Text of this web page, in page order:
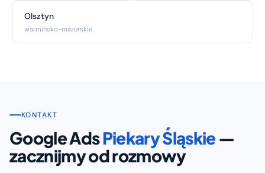
Olsztyn
warmińsko-mazurskie
KONTAKT
Google AdsPiekary Śląskie—
zacznijmy od rozmowy